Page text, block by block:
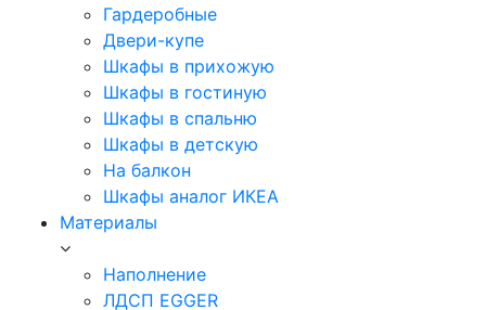
Гардеробные
Двери-купе
Шкафы в прихожую
Шкафы в гостиную
Шкафы в спальню
Шкафы в детскую
На балкон
Шкафы аналог ИКЕА
Материалы
Наполнение
ЛДСП EGGER